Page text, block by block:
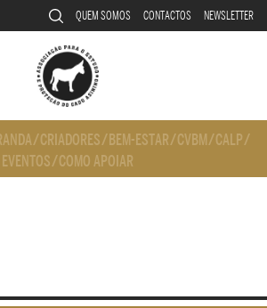
QUEM SOMOS CONTACTOS NEWSLETTER
/CRIADORES/ BEM-ESTAR/CVBM/CALP/
EVENTOS/COMO APOIAR